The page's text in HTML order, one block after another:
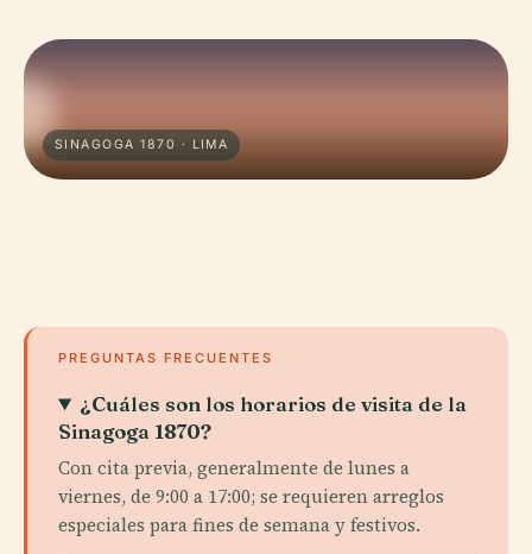
SINAGOGA 1870 · LIMA
PREGUNTAS FRECUENTES
¿Cuáles son los horarios de visita de la
Sinagoga 1870?
Con cita previa, generalmente de lunes a
viernes, de 9:00 a 17:00; se requieren arreglos
especiales para fines de semana y festivos.